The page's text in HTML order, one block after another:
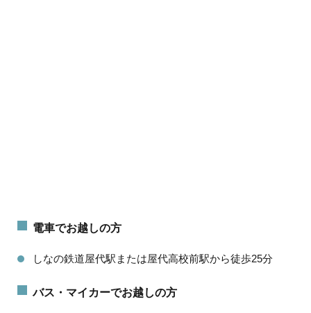
電車でお越しの方
しなの鉄道屋代駅または屋代高校前駅から徒歩25分
バス・マイカーでお越しの方